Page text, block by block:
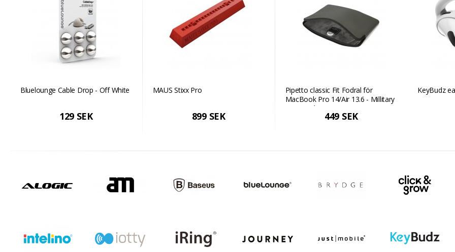
Bluelounge Cable Drop - Off White
129 SEK
MAUS Stixx Pro
899 SEK
Pipetto classic Fit Fodral för
MacBook Pro 14/Air 13.6 - Millitary
Green Militärgrön
449 SEK
KeyBudz